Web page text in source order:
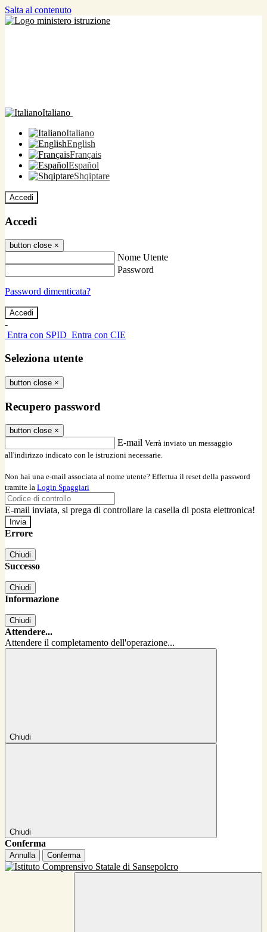
Salta al contenuto
Italiano
Italiano
English
Français
Español
Shqiptare
Accedi
Accedi
button close ×
Nome Utente
Password
Password dimenticata?
-
Entra con SPID Entra con CIE
Seleziona utente
button close ×
Recupero password
button close ×
E-mail Verrà inviato un messaggio
all'indirizzo indicato con le istruzioni necessarie.
Non hai una e-mail associata al nome utente? Effettua il reset della password
tramite la Login Spaggiari
E-mail inviata, si prega di controllare la casella di posta elettronica!
Errore
Chiudi
Successo
Chiudi
Informazione
Chiudi
Attendere...
Attendere il completamento dell'operazione...
Chiudi
Chiudi
Conferma
Annulla Conferma